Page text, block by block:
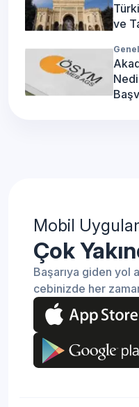
ve
Genel
Mobil
Çok
Başarıya giden yol
cebinizde her